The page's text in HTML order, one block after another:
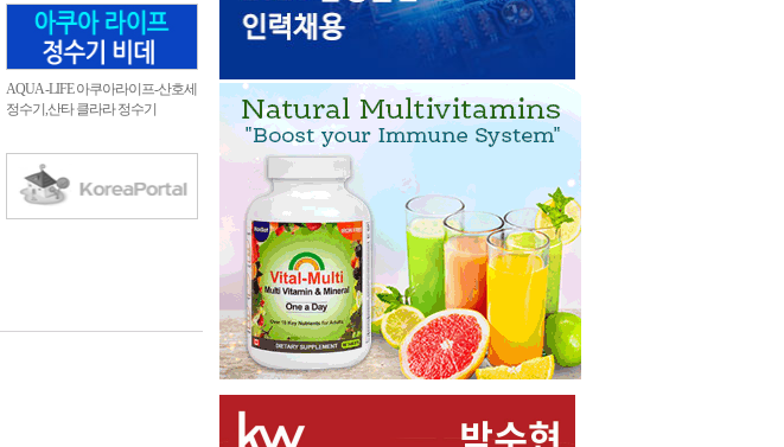
AQUA -LIFE 아쿠아라이프-산호세
정수기,산타 클라라 정수기